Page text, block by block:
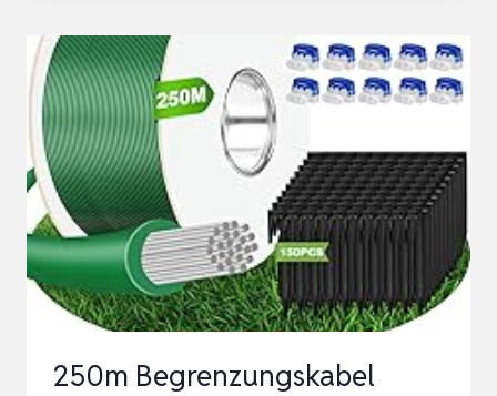
BEGRENZUNGSKABEL
–
EINFACH
BEGRENZUNGSDRAHT
FÜR
MÄHROBOTER
VERLEGEN
KAB…
250m Begrenzungskabel